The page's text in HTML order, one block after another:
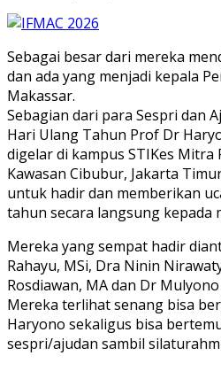
Sebagai besar dari mereka
dan ada yang menjadi kepala
Makassar.
Sebagian dari para Sespri dan
Hari Ulang Tahun Prof Dr
digelar di kampus STIKes Mitra
Kawasan Cibubur, Jakarta
untuk hadir dan memberikan
tahun secara langsung kepada
Mereka yang sempat hadir
Rahayu, MSi, Dra Ninin
Rosdiawan, MA dan Dr
Mereka terlihat senang bisa
Haryono sekaligus bisa
sespri/ajudan sambil